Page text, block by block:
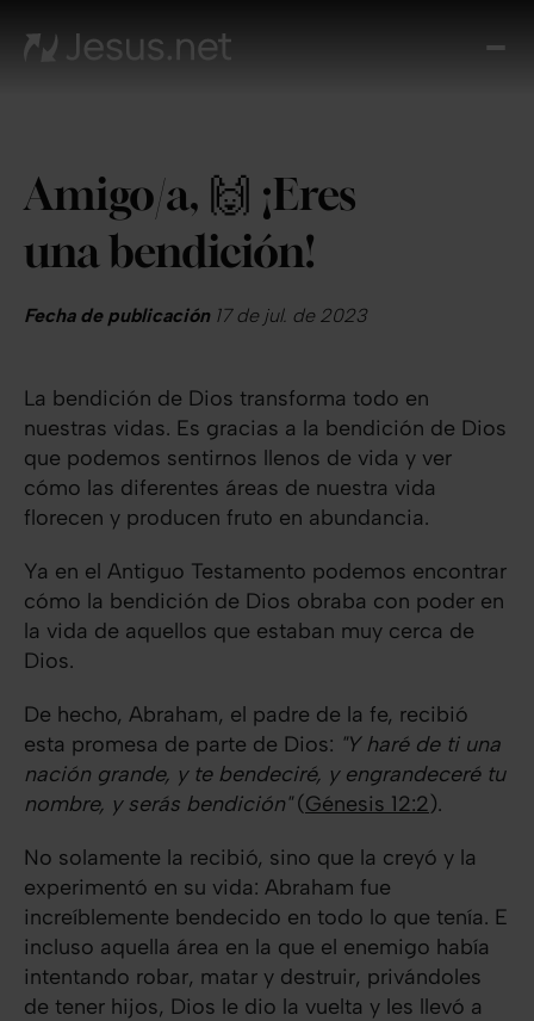
Amigo/a, 🙌 ¡Eres
una bendición!
Fecha de publicación17 de jul. de 2023
La bendición de Dios transforma todo en
nuestras vidas. Es gracias a la bendición de Dios
que podemos sentirnos llenos de vida y ver
cómo las diferentes áreas de nuestra vida
florecen y producen fruto en abundancia.
Ya en el Antiguo Testamento podemos encontrar
cómo la bendición de Dios obraba con poder en
la vida de aquellos que estaban muy cerca de
Dios.
De hecho, Abraham, el padre de la fe, recibió
esta promesa de parte de Dios: "Y haré de ti una
nación grande, y te bendeciré, y engrandeceré tu
nombre, y serás bendición"(Génesis 12:2).
No solamente la recibió, sino que la creyó y la
experimentó en su vida: Abraham fue
increíblemente bendecido en todo lo que tenía. E
incluso aquella área en la que el enemigo había
intentando robar, matar y destruir, privándoles
de tener hijos, Dios le dio la vuelta y les llevó a